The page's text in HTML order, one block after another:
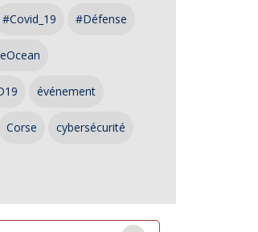
#Covid_19 #Défense
événement
Corse cybersécurité